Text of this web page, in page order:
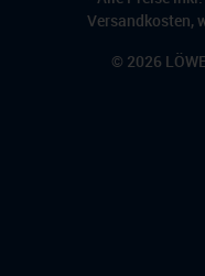
© 2026
Versandkosten,